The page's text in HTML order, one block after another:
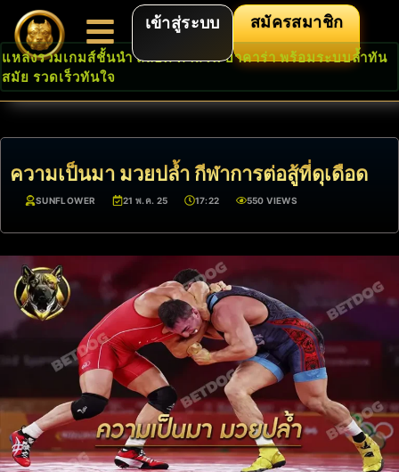
เข้าสู่ระบบ สมัครสมาชิก
แหล่งรวมเกมส์ชั้นนำ สล็อต คาสิโน บาคาร่า พร้อมระบบล้ำทัน
สมัย รวดเร็วทันใจ
ความเป็นมา มวยปล้ำ กีฬาการต่อสู้ที่ดุเดือด
SUNFLOWER 21 พ.ค. 25 17:22 550 VIEWS